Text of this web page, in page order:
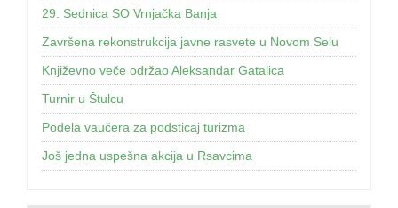
29. Sednica SO Vrnjačka Banja
Završena rekonstrukcija javne rasvete u Novom Selu
Književno veče održao Aleksandar Gatalica
Turnir u Štulcu
Podela vaučera za podsticaj turizma
Još jednа uspešnа аkcijа u Rsаvcimа